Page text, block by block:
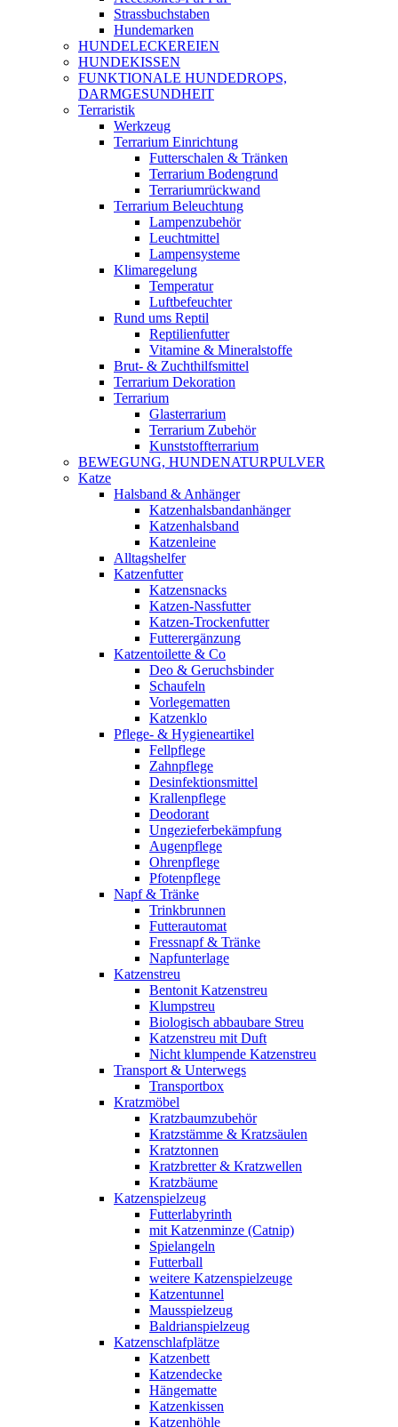
Strassbuchstaben
Hundemarken
HUNDELECKEREIEN
HUNDEKISSEN
FUNKTIONALE HUNDEDROPS,
DARMGESUNDHEIT
Terraristik
Werkzeug
Terrarium Einrichtung
Futterschalen & Tränken
Terrarium Bodengrund
Terrariumrückwand
Terrarium Beleuchtung
Lampenzubehör
Leuchtmittel
Lampensysteme
Klimaregelung
Temperatur
Luftbefeuchter
Rund ums Reptil
Reptilienfutter
Vitamine & Mineralstoffe
Brut- & Zuchthilfsmittel
Terrarium Dekoration
Terrarium
Glasterrarium
Terrarium Zubehör
Kunststoffterrarium
BEWEGUNG, HUNDENATURPULVER
Katze
Halsband & Anhänger
Katzenhalsbandanhänger
Katzenhalsband
Katzenleine
Alltagshelfer
Katzenfutter
Katzensnacks
Katzen-Nassfutter
Katzen-Trockenfutter
Futterergänzung
Katzentoilette & Co
Deo & Geruchsbinder
Schaufeln
Vorlegematten
Katzenklo
Pflege- & Hygieneartikel
Fellpflege
Zahnpflege
Desinfektionsmittel
Krallenpflege
Deodorant
Ungezieferbekämpfung
Augenpflege
Ohrenpflege
Pfotenpflege
Napf & Tränke
Trinkbrunnen
Futterautomat
Fressnapf & Tränke
Napfunterlage
Katzenstreu
Bentonit Katzenstreu
Klumpstreu
Biologisch abbaubare Streu
Katzenstreu mit Duft
Nicht klumpende Katzenstreu
Transport & Unterwegs
Transportbox
Kratzmöbel
Kratzbaumzubehör
Kratzstämme & Kratzsäulen
Kratztonnen
Kratzbretter & Kratzwellen
Kratzbäume
Katzenspielzeug
Futterlabyrinth
mit Katzenminze (Catnip)
Spielangeln
Futterball
weitere Katzenspielzeuge
Katzentunnel
Mausspielzeug
Baldrianspielzeug
Katzenschlafplätze
Katzenbett
Katzendecke
Hängematte
Katzenkissen
Katzenhöhle